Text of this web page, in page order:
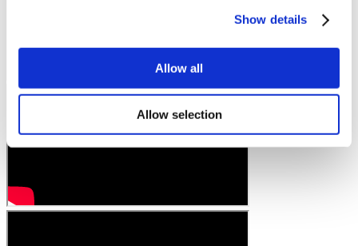
Show details
Allow all
Allow selection